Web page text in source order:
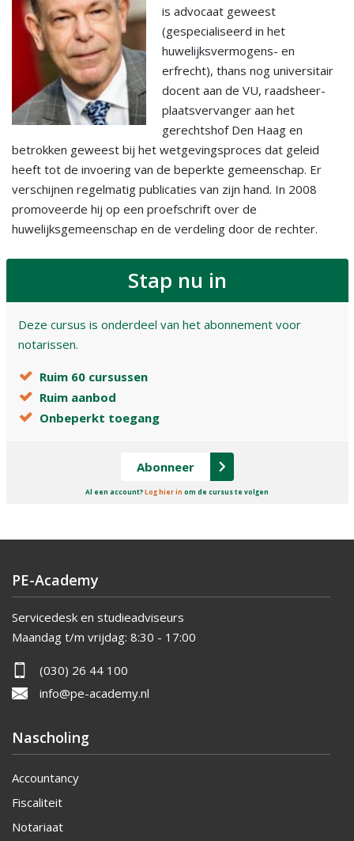
is advocaat geweest
(gespecialiseerd in het
huwelijksvermogens- en
erfrecht), thans nog universitair
docent aan de VU, raadsheer-
plaatsvervanger aan het
gerechtshof Den Haag en
betrokken geweest bij het wetgevingsproces dat geleid
heeft tot de invoering van de beperkte gemeenschap. Er
verschijnen regelmatig publicaties van zijn hand. In 2008
promoveerde hij op een proefschrift over de
huwelijksgemeenschap en de verdeling door de rechter.
Stap nu in
Deze cursus is onderdeel van het abonnement voor
notarissen.
Ruim 60 cursussen
Ruim aanbod
Onbeperkt toegang
Abonneer
Al een account?Log hier in om de cursus te volgen
PE-Academy
Servicedesk en studieadviseurs
Maandag t/m vrijdag: 8:30 - 17:00
(030) 26 44 100
info@pe-academy.nl
Nascholing
Accountancy
Fiscaliteit
Notariaat